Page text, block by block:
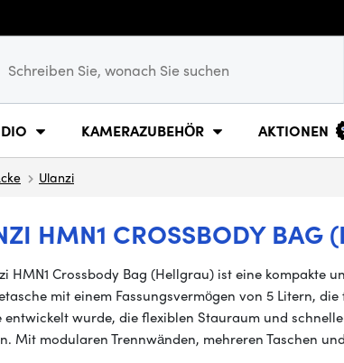
KAMERAZUBEHÖR AKTIONEN
Ulanzi
HMN1 CROSSBODY BAG
HMN1 Crossbody Bag (Hellgrau) ist eine kompakte
mit einem Fassungsvermögen von 5 Litern,
entwickelt wurde, die flexiblen Stauraum und
Mit modularen Trennwänden, mehreren Taschen